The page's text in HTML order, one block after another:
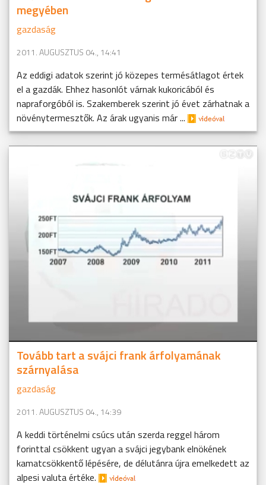
megyében
gazdaság
2011. AUGUSZTUS 04., 14:41
Az eddigi adatok szerint jó közepes termésátlagot értek
el a gazdák. Ehhez hasonlót várnak kukoricából és
napraforgóból is. Szakemberek szerint jó évet zárhatnak a
növénytermesztők. Az árak ugyanis már ...
Tovább tart a svájci frank árfolyamának
szárnyalása
gazdaság
2011. AUGUSZTUS 04., 14:39
A keddi történelmi csúcs után szerda reggel három
forinttal csökkent ugyan a svájci jegybank elnökének
kamatcsökkentő lépésére, de délutánra újra emelkedett az
alpesi valuta értéke.